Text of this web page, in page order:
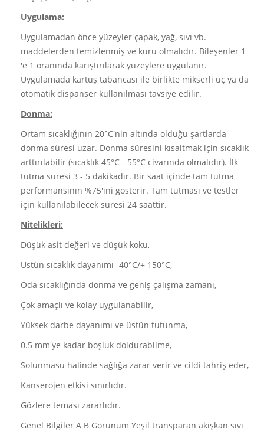
Uygulama:
Uygulamadan önce yüzeyler çapak, yağ, sıvı vb.
maddelerden temizlenmiş ve kuru olmalıdır. Bileşenler 1
'e 1 oranında karıştırılarak yüzeylere uygulanır.
Uygulamada kartuş tabancası ile birlikte mikserli uç ya da
otomatik dispanser kullanılması tavsiye edilir.
Donma:
Ortam sıcaklığının 20°C'nin altında olduğu şartlarda
donma süresi uzar. Donma süresini kısaltmak için sıcaklık
arttırılabilir (sıcaklık 45°C - 55°C civarında olmalıdır). İlk
tutma süresi 3 - 5 dakikadır. Bir saat içinde tam tutma
performansının %75'ini gösterir. Tam tutması ve testler
için kullanılabilecek süresi 24 saattir.
Nitelikleri:
Düşük asit değeri ve düşük koku,
Üstün sıcaklık dayanımı -40°C/+ 150°C,
Oda sıcaklığında donma ve geniş çalışma zamanı,
Çok amaçlı ve kolay uygulanabilir,
Yüksek darbe dayanımı ve üstün tutunma,
0.5 mm'ye kadar boşluk doldurabilme,
Solunmasu halinde sağlığa zarar verir ve cildi tahriş eder,
Kanserojen etkisi sınırlıdır.
Gözlere teması zararlıdır.
Genel Bilgiler A B Görünüm Yeşil transparan akışkan sıvı